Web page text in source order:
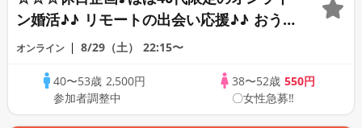
ン婚活♪♪ リモートの出会い応援♪♪ おう
ちで乾杯しませんか♪♪ ☆全国の方が対象
PARTY!!
オンライン 8/29（土） 22:15〜
40〜53歳 2,500円
参加者調整中
38〜52歳 550円
〇女性急募‼